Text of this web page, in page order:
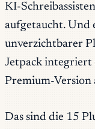
KI-
aufgetaucht. Und
unverzichtbarer
Jetpack integriert
Premium-Version
Das sind die 15